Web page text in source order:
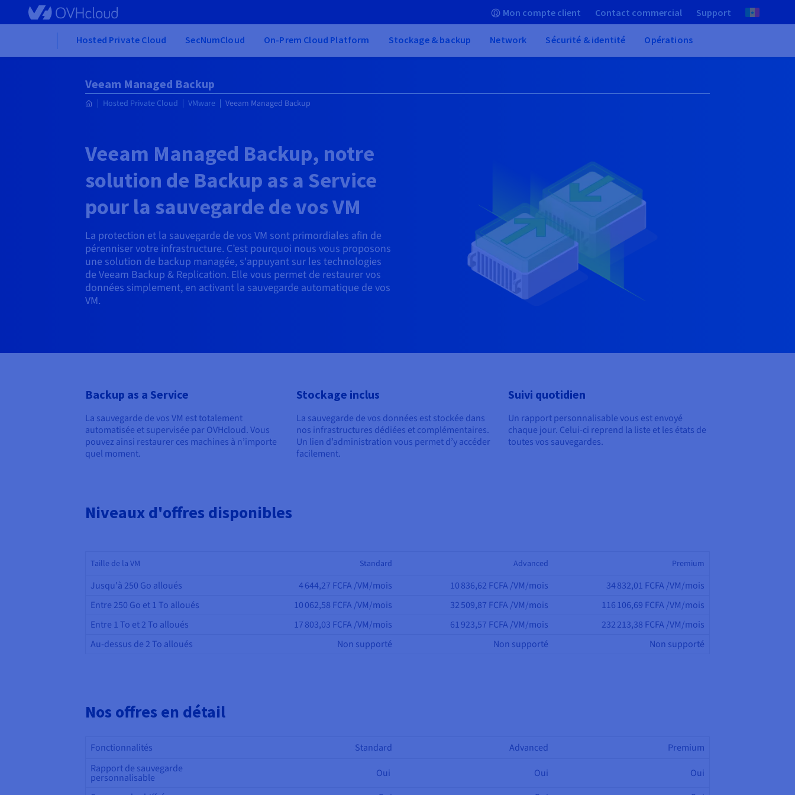
Skip to main content Mon compte client Contact commercial Support
Hosted Private Cloud SecNumCloud On-Prem Cloud Platform Stockage & backup Network Sécurité & identité Opérations
Veeam Managed Backup
Hosted Private Cloud VMware Veeam Managed Backup
Veeam Managed Backup, notre
solution de Backup as a Service
pour la sauvegarde de vos VM
La protection et la sauvegarde de vos VM sont primordiales afin de
pérenniser votre infrastructure. C’est pourquoi nous vous proposons
une solution de backup managée, s'appuyant sur les technologies
de Veeam Backup & Replication. Elle vous permet de restaurer vos
données simplement, en activant la sauvegarde automatique de vos
VM.
Backup as a Service
La sauvegarde de vos VM est totalement
automatisée et supervisée par OVHcloud. Vous
pouvez ainsi restaurer ces machines à n’importe
quel moment.
Stockage inclus
La sauvegarde de vos données est stockée dans
nos infrastructures dédiées et complémentaires.
Un lien d’administration vous permet d’y accéder
facilement.
Suivi quotidien
Un rapport personnalisable vous est envoyé
chaque jour. Celui-ci reprend la liste et les états de
toutes vos sauvegardes.
Niveaux d'offres disponibles
Taille de la VM Standard Advanced Premium
Jusqu'à 250 Go alloués 4 644,27 FCFA /VM/mois 10 836,62 FCFA /VM/mois
34 832,01 FCFA /VM/mois
Entre 250 Go et 1 To alloués
10 062,58 FCFA /VM/mois 32 509,87 FCFA /VM/mois
116 106,69 FCFA /VM/mois
Entre 1 To et 2 To alloués
17 803,03 FCFA /VM/mois 61 923,57 FCFA /VM/mois
232 213,38 FCFA /VM/mois
Au-dessus de 2 To alloués
Non supporté Non supporté Non supporté
Nos offres en détail
Fonctionnalités Standard Advanced
Premium
Rapport de sauvegarde
personnalisable Oui Oui
Oui